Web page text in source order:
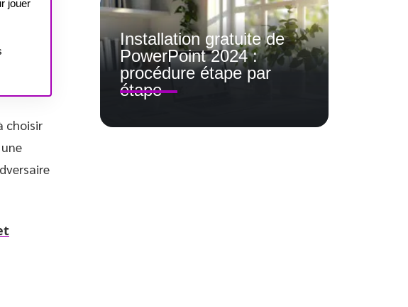
jouer
choisir
Installation gratuite de
PowerPoint 2024 :
procédure étape par
étape